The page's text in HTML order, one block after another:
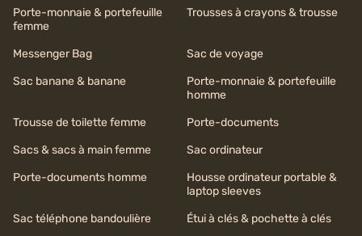
Porte-monnaie & portefeuille
femme
Trousses à crayons & trousse
Messenger Bag
Sac de voyage
Sac banane & banane
Porte-monnaie & portefeuille
homme
Trousse de toilette femme
Porte-documents
Sacs & sacs à main femme
Sac ordinateur
Porte-documents homme
Housse ordinateur portable &
laptop sleeves
Sac téléphone bandoulière
Étui à clés & pochette à clés